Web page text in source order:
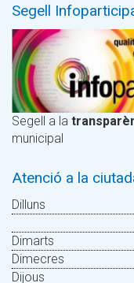
Segell
Segell a la
municipal
Atenció a la
Dilluns
Dimarts
Dimecres
Dijous